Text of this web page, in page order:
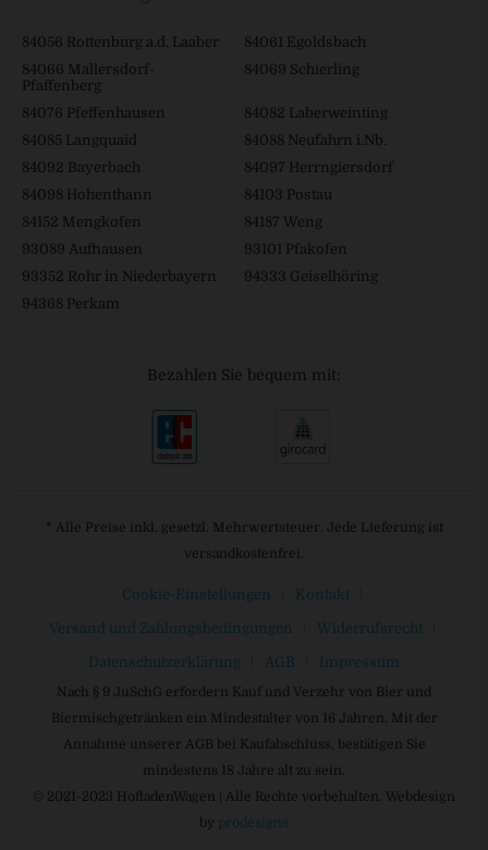
84056 Rottenburg a.d. Laaber
84061 Egoldsbach
84066 Mallersdorf-
Pfaffenberg
84069 Schierling
84076 Pfeffenhausen
84082 Laberweinting
84085 Langquaid
84088 Neufahrn i.Nb.
84092 Bayerbach
84097 Herrngiersdorf
84098 Hohenthann
84103 Postau
84152 Mengkofen
84187 Weng
93089 Aufhausen
93101 Pfakofen
93352 Rohr in Niederbayern
94333 Geiselhöring
94368 Perkam
Bezahlen Sie bequem mit:
* Alle Preise inkl. gesetzl. Mehrwertsteuer. Jede Lieferung ist
versandkostenfrei.
Cookie-Einstellungen Kontakt
Versand und Zahlungsbedingungen Widerrufsrecht
Datenschutzerklärung AGB Impressum
Nach § 9 JuSchG erfordern Kauf und Verzehr von Bier und
Biermischgetränken ein Mindestalter von 16 Jahren. Mit der
Annahme unserer AGB bei Kaufabschluss, bestätigen Sie
mindestens 18 Jahre alt zu sein.
© 2021-2023 HofladenWagen | Alle Rechte vorbehalten. Webdesign
by prodesigns